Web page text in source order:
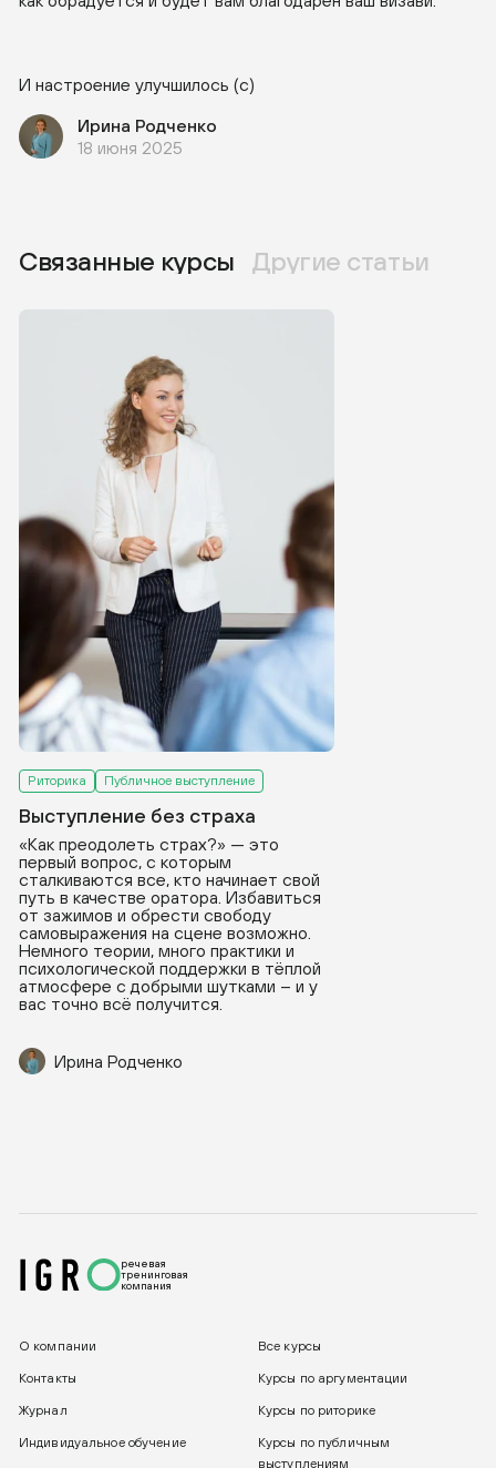
И настроение улучшилось (с)
Ирина Родченко
18 июня 2025
Связанные курсы Другие статьи
Риторика Публичное выступление
Выступление без страха
«Как преодолеть страх?» — это
первый вопрос, с которым
сталкиваются все, кто начинает свой
путь в качестве оратора. Избавиться
от зажимов и обрести свободу
самовыражения на сцене возможно.
Немного теории, много практики и
психологической поддержки в тёплой
атмосфере с добрыми шутками – и у
вас точно всё получится.
Ирина Родченко
речевая
тренинговая
компания
О компании Все курсы
Контакты Курсы по аргументации
Журнал Курсы по риторике
Индивидуальное обучение
Курсы по публичным
выступлениям